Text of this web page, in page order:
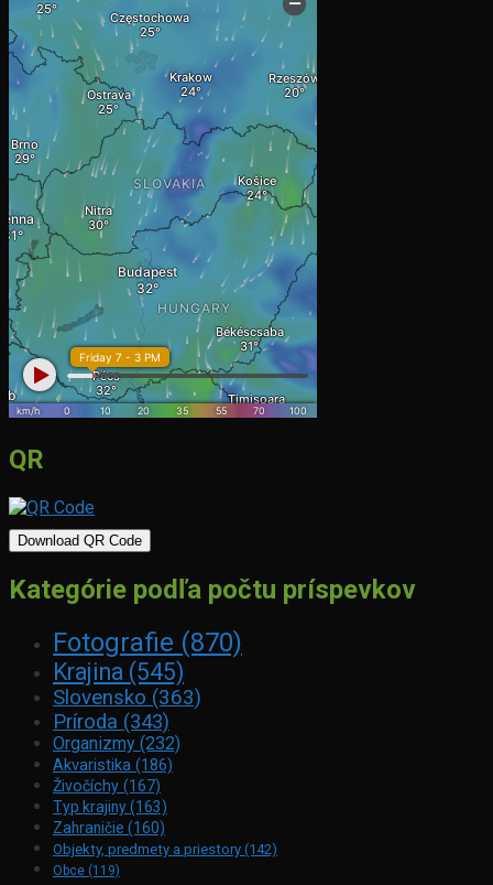
QR
Download QR Code
Kategórie podľa počtu príspevkov
Fotografie (870)
Krajina (545)
Slovensko (363)
Príroda (343)
Organizmy (232)
Akvaristika (186)
Živočíchy (167)
Typ krajiny(163)
Zahraničie (160)
Objekty, predmety a priestory (142)
Obce (119)